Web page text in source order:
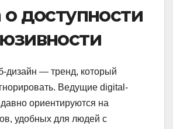
о доступности
дизайн — тренд, который
Ведущие digital-
ориентируются на
удобных для людей с